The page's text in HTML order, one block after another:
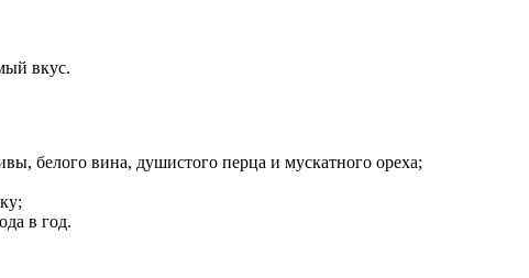
вкус.
белого вина, душистого перца и мускатного ореха;
в год.